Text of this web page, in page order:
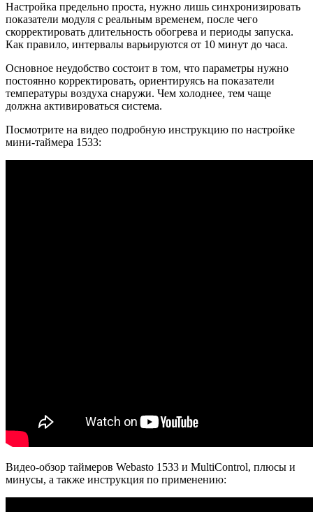
Настройка предельно проста, нужно лишь синхронизировать
показатели модуля с реальным временем, после чего
скорректировать длительность обогрева и периоды запуска.
Как правило, интервалы варьируются от 10 минут до часа.
Основное неудобство состоит в том, что параметры нужно
постоянно корректировать, ориентируясь на показатели
температуры воздуха снаружи. Чем холоднее, тем чаще
должна активироваться система.
Посмотрите на видео подробную инструкцию по настройке
мини-таймера 1533:
Видео-обзор таймеров Webasto 1533 и MultiControl, плюсы и
минусы, а также инструкция по применению: